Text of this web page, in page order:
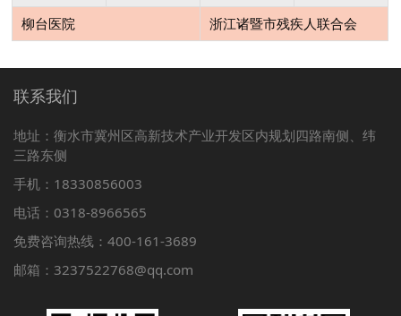
柳台医院
浙江诸暨市残疾人联合会
联系我们
地址：衡水市冀州区高新技术产业开发区内规划四路南侧、纬
三路东侧
手机：18330856003
电话：0318-8966565
免费咨询热线：400-161-3689
邮箱：3237522768@qq.com